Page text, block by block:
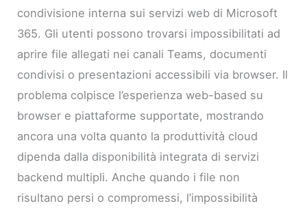
condivisione interna sui servizi web di Microsoft
365. Gli utenti possono trovarsi impossibilitati ad
aprire file allegati nei canali Teams, documenti
condivisi o presentazioni accessibili via browser. Il
problema colpisce l’esperienza web-based su
browser e piattaforme supportate, mostrando
ancora una volta quanto la produttività cloud
dipenda dalla disponibilità integrata di servizi
backend multipli. Anche quando i file non
risultano persi o compromessi, l’impossibilità